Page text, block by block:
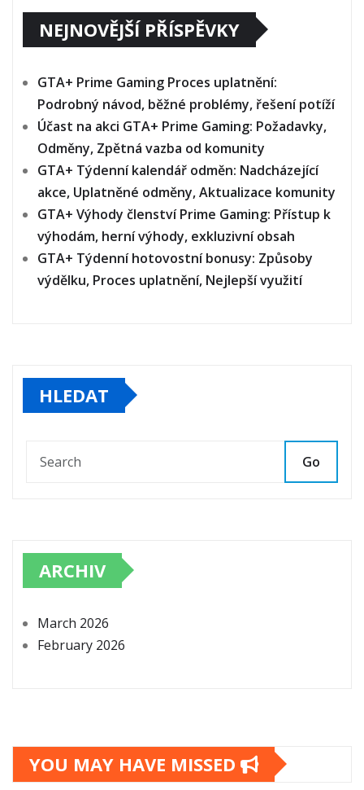
NEJNOVĚJŠÍ PŘÍSPĚVKY
GTA+ Prime Gaming Proces uplatnění:
Podrobný návod, běžné problémy, řešení potíží
Účast na akci GTA+ Prime Gaming: Požadavky,
Odměny, Zpětná vazba od komunity
GTA+ Týdenní kalendář odměn: Nadcházející
akce, Uplatněné odměny, Aktualizace komunity
GTA+ Výhody členství Prime Gaming: Přístup k
výhodám, herní výhody, exkluzivní obsah
GTA+ Týdenní hotovostní bonusy: Způsoby
výdělku, Proces uplatnění, Nejlepší využití
HLEDAT
Go
ARCHIV
March 2026
February 2026
YOU MAY HAVE MISSED